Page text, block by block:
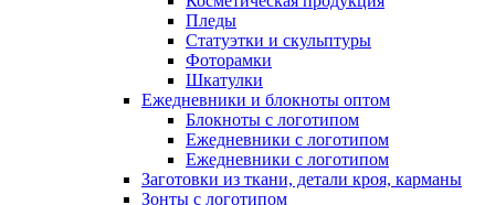
Пледы
Статуэтки и скульптуры
Фоторамки
Шкатулки
Ежедневники и блокноты оптом
Блокноты с логотипом
Ежедневники с логотипом
Ежедневники с логотипом
Заготовки из ткани, детали кроя, карманы
Зонты с логотипом